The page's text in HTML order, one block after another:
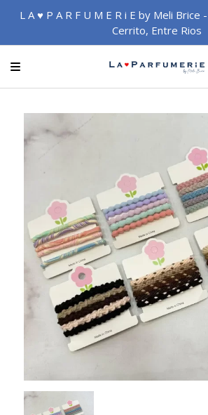
L A ♥ P A R F U M E R i E by Meli Brice
Cerrito, Entre Rios